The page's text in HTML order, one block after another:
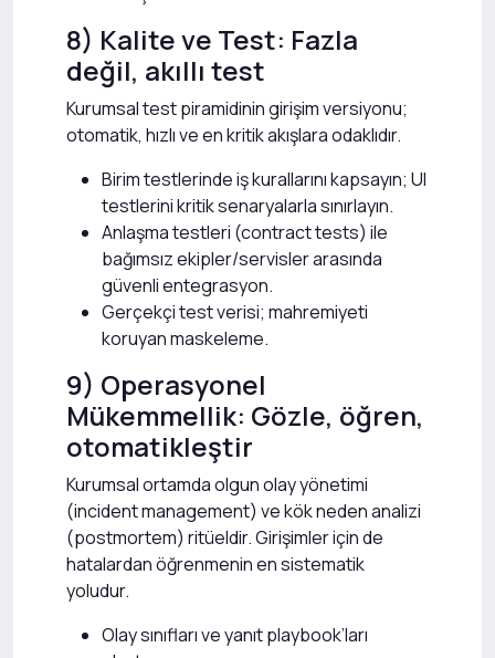
8) Kalite ve Test: Fazla
değil, akıllı test
Kurumsal test piramidinin girişim versiyonu;
otomatik, hızlı ve en kritik akışlara odaklıdır.
Birim testlerinde iş kurallarını kapsayın; UI
testlerini kritik senaryalarla sınırlayın.
Anlaşma testleri (contract tests) ile
bağımsız ekipler/servisler arasında
güvenli entegrasyon.
Gerçekçi test verisi; mahremiyeti
koruyan maskeleme.
9) Operasyonel
Mükemmellik: Gözle, öğren,
otomatikleştir
Kurumsal ortamda olgun olay yönetimi
(incident management) ve kök neden analizi
(postmortem) ritüeldir. Girişimler için de
hatalardan öğrenmenin en sistematik
yoludur.
Olay sınıfları ve yanıt playbook’ları